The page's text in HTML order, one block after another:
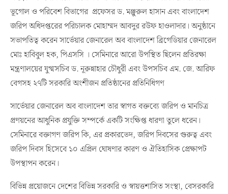
ভূগোল ও পরিবেশ বিভাগের প্রফেসর ড. মঞ্জুরুল হাসান এবং বাংলাদেশ
জরিপ অধিদপ্তরের পরিচালক মোহাম্মদ আবদুর রউফ হাওলাদার। অনুষ্ঠানে
সভাপতিত্ব করেন সার্ভেয়ার জেনারেল অব বাংলাদেশ ব্রিগেডিয়ার জেনারেল
মোঃ হাবিবুল হক, পিএসসি । সেমিনারে আরো উপস্থিত ছিলেন প্রতিরক্ষা
মন্ত্রণালয়ের যুগ্মসচিব ড. নূরুন্নাহার চৌধুরী এবং উপসচিব এম. জে. আরিফ
বেগসহ ২৭টি সরকারি অংশীজন প্রতিষ্ঠানের প্রতিনিধিগণ
সার্ভেয়ার জেনারেল অব বাংলাদেশ তার স্বাগত বক্তব্যে জরিপ ও মানচিত্র
প্রণয়নের আধুনিক প্রযুক্তি সম্পর্কে একটি সংক্ষিপ্ত ধারণা তুলে ধরেন।
সেমিনারে বক্তাগণ জরিপ কি, এর প্রকারভেদ, জরিপ দিবসের গুরুত্ব এবং
জরিপ দিবস হিসেবে ১০ এপ্রিল ঘোষণার কারণ ও ঐতিহাসিক প্রেক্ষাপট
উপস্থাপন করেন।
বিভিন্ন প্রয়োজনে দেশের বিভিন্ন সরকারি ও স্বায়ত্তশাসিত সংস্থা, বেসরকারি